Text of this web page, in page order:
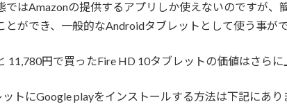
ではAmazonの提供するアプリしか使えないのですが、
とができ、一般的なAndroidタブレットとして使う事がで
11,780円で買ったFire HD 10タブレットの価値はさらに
トにGoogle playをインストールする方法は下記にあり